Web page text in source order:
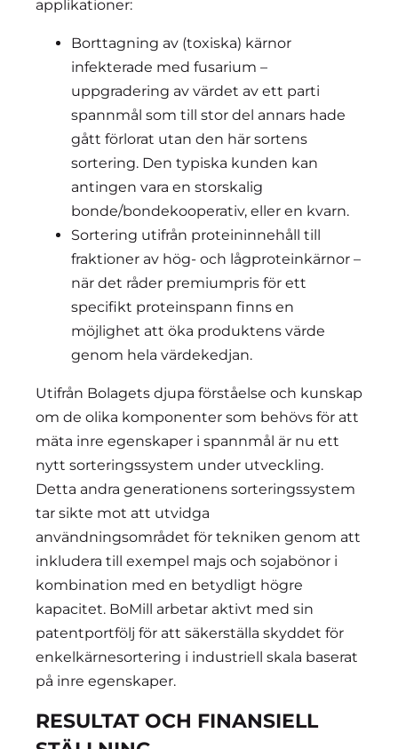
applikationer:
Borttagning av (toxiska) kärnor
infekterade med fusarium –
uppgradering av värdet av ett parti
spannmål som till stor del annars hade
gått förlorat utan den här sortens
sortering. Den typiska kunden kan
antingen vara en storskalig
bonde/bondekooperativ, eller en kvarn.
Sortering utifrån proteininnehåll till
fraktioner av hög- och lågproteinkärnor –
när det råder premiumpris för ett
specifikt proteinspann finns en
möjlighet att öka produktens värde
genom hela värdekedjan.
Utifrån Bolagets djupa förståelse och kunskap
om de olika komponenter som behövs för att
mäta inre egenskaper i spannmål är nu ett
nytt sorteringssystem under utveckling.
Detta andra generationens sorteringssystem
tar sikte mot att utvidga
användningsområdet för tekniken genom att
inkludera till exempel majs och sojabönor i
kombination med en betydligt högre
kapacitet. BoMill arbetar aktivt med sin
patentportfölj för att säkerställa skyddet för
enkelkärnesortering i industriell skala baserat
på inre egenskaper.
RESULTAT OCH FINANSIELL